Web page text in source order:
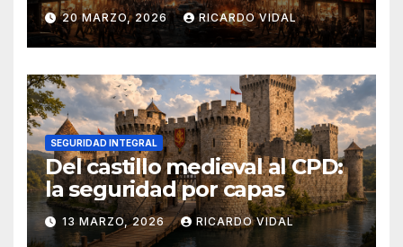
20 MARZO, 2026 RICARDO VIDAL
SEGURIDAD INTEGRAL
Del castillo medieval al CPD:
la seguridad por capas
13 MARZO, 2026 RICARDO VIDAL